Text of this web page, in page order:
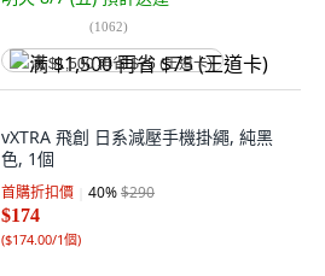
(1062)
满 $1,500 再省 $75 (王道卡)
vXTRA 飛創 日系減壓手機掛繩, 純黑
色, 1個
首購折扣價 40%$290
$174
($174.00/1個)